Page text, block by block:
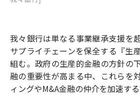
我々銀行は単なる事業継承支援を
サプライチェーンを保全する『生
組む。政府の生産的金融の方針の
融の重要性が高まる中、これらを
ィングやM&A金融の仲介を加速する